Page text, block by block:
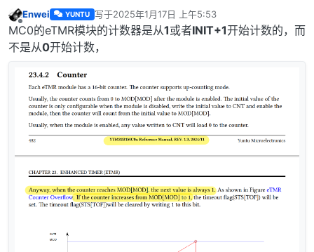
离线
Enwei YUNTU 写于2025年1月17日 上午5:53
最后由 编辑
MC0的eTMR模块的计数器是从1或者INIT+1开始计数的，而
不是从0开始计数，